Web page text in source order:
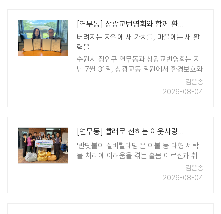
[연무동] 상광교번영회와 함께 환경보호 및 공동체 활성화 업무협약 체결
버려지는 자원에 새 가치를, 마을에는 새 활
력을
수원시 장안구 연무동과 상광교번영회는 지
난 7월 31일, 상광교동 일원에서 환경보호와
공동체 활성화를 위한 업무협약(MOU)을 체
결했다. 이번 협약은 자원순환 거점 운영과
김은송
2026-08-04
[연무동] 빨래로 전하는 이웃사랑 '반딧불이 실버빨래방' 운영
'반딧불이 실버빨래방'은 이불 등 대형 세탁
물 처리에 어려움을 겪는 홀몸 어르신과 취
약계층을 위한 맞춤형 세탁 지원 사업이다.
매주 화요일 통장들이 직접 가정을 방문해
김은송
2026-08-04